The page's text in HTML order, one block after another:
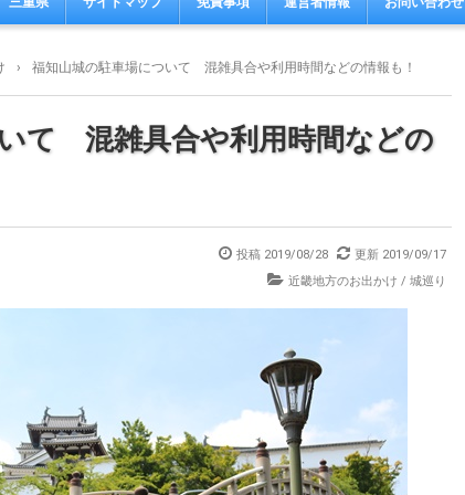
› 福知山城の駐車場について 混雑具合や利用時間などの情報も！
て 混雑具合や利用時間などの
投稿 2019/08/28 更新 2019/09/17
近畿地方のお出かけ / 城巡り